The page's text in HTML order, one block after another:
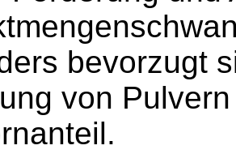
bevorzugt
von